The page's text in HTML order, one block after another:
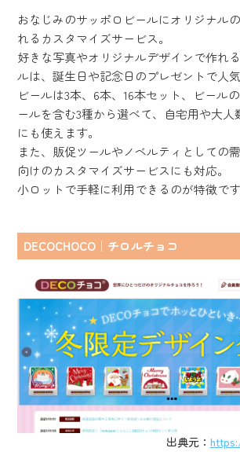
おなじみのサッポロビールにオリジナル
れるカスタマイズサービス。
好きな写真やオリジナルデザインで作れ
ルは、誕生日や記念日のプレゼントで人気
ビールは3本、6本、16本セット、ビール
ールを含む3種から選べて、自宅用や大人
にも使えます。
また、販促ツールやノベルティとしての
向けのカスタマイズサービスにも対応。
小ロットで手軽に利用できるのが特徴です
DECOCHOCO｜チロルチョコ
出典元：